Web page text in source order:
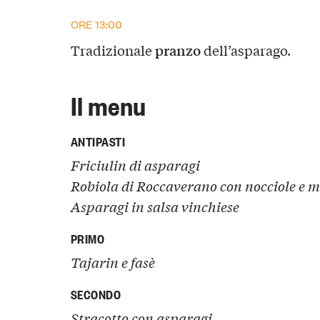
ORE 13:00
Tradizionalepranzodell’asparago.
Il menu
ANTIPASTI
Friciulin di asparagi
Robiola di Roccaverano con nocciole e
Asparagi in salsa vinchiese
PRIMO
Tajarin e fasè
SECONDO